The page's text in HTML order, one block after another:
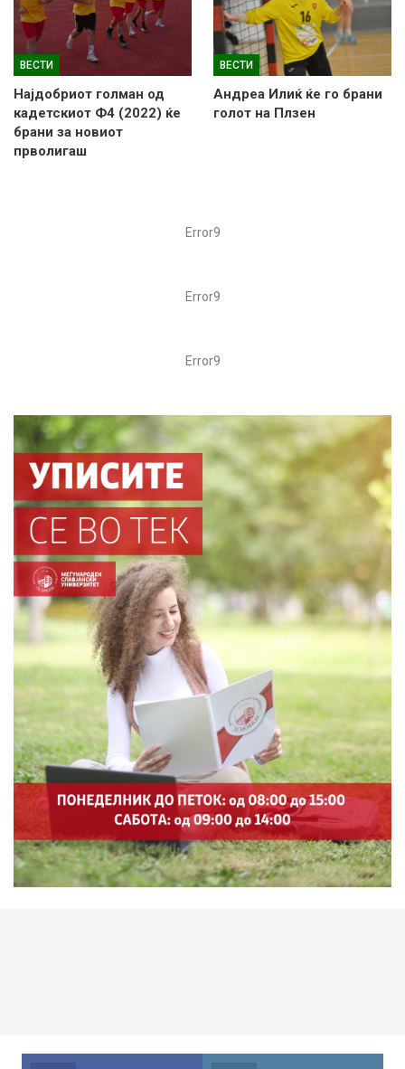
ВЕСТИ
Најдобриот голман од
кадетскиот Ф4 (2022) ќе
брани за новиот
прволигаш
ВЕСТИ
Андреа Илиќ ќе го брани
голот на Плзен
Error9
Error9
Error9